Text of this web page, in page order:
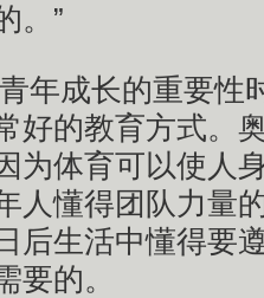
。”
年成长的重要性
好的教育方式。
为体育可以使人
人懂得团队力量
后生活中懂得要
要的。